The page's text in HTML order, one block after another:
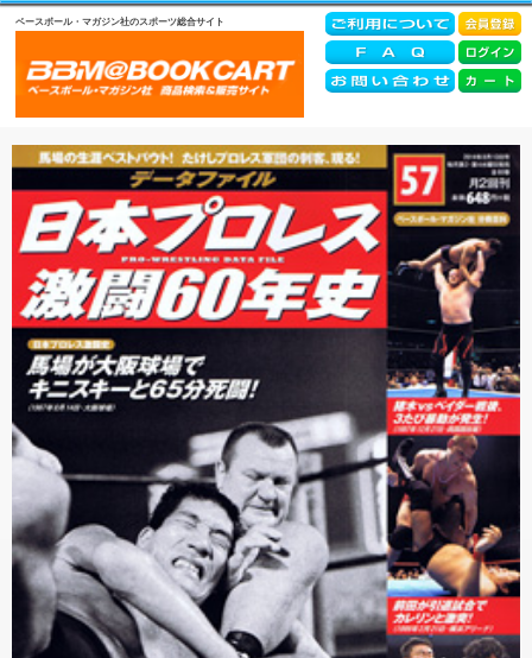
ベースボール・マガジン社のスポーツ総合サイト